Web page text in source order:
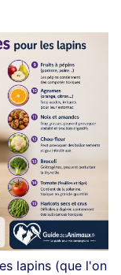
lapins (que l'on